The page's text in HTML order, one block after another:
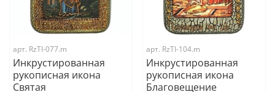
арт. RzTI-077.m
Инкрустированная
рукописная икона
Святая
арт. RzTI-104.m
Инкрустированная
рукописная икона
Благовещение